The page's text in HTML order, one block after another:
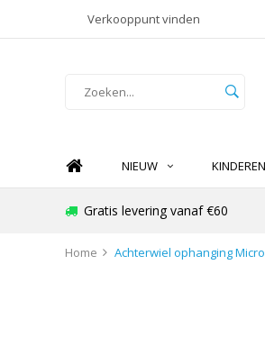
Verkooppunt vinden
NIEUW KINDEREN
Gratis levering vanaf €60
Home Achterwiel ophanging